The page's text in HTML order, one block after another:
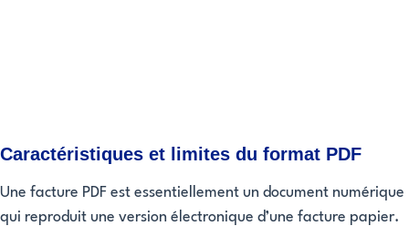
Caractéristiques et limites du format PDF
Une facture PDF est essentiellement un document numérique
qui reproduit une version électronique d’une facture papier.